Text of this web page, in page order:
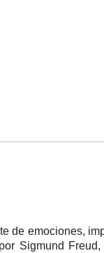
de emociones,
Sigmund